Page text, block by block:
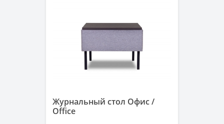
Журнальный стол Офис /
Office